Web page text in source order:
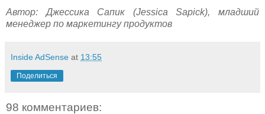
Автор: Джессика Сапик (Jessica Sapick), младший
менеджер по маркетингу продуктов
Inside AdSense at 13:55
Поделиться
98 комментариев: